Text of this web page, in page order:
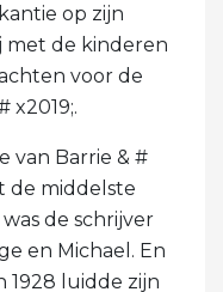
op zijn
met de kinderen
voor de
x2019;.
van Barrie & #
de middelste
de schrijver
en Michael. En
1928 luidde zijn